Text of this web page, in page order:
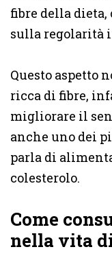
fibre della
sulla regolarità
Questo aspetto
ricca di fibre,
migliorare il
anche uno dei
parla di
colesterolo.
Come
nella vita